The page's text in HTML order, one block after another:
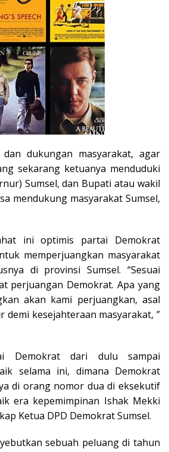
dukungan masyarakat, agar
sekarang ketuanya menduduki
Sumsel, dan Bupati atau wakil
mendukung masyarakat Sumsel,
ini optimis partai Demokrat
memperjuangkan masyarakat
di provinsi Sumsel. “Sesuai
perjuangan Demokrat. Apa yang
akan kami perjuangkan, asal
demi kesejahteraan masyarakat, ”
Demokrat dari dulu sampai
selama ini, dimana Demokrat
di orang nomor dua di eksekutif
era kepemimpinan Ishak Mekki
Ketua DPD Demokrat Sumsel.
sebuah peluang di tahun